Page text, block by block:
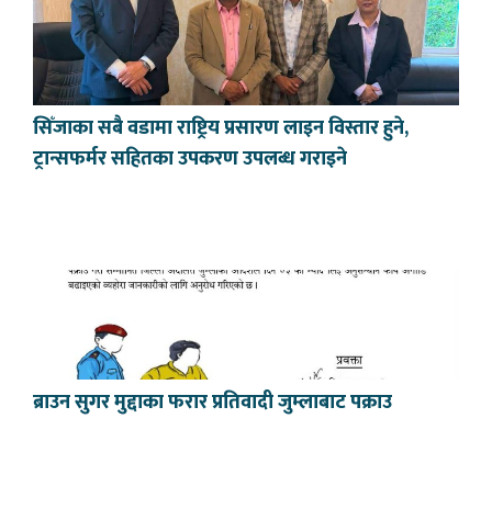
सिँजाका सबै वडामा राष्ट्रिय प्रसारण लाइन विस्तार हुने,
ट्रान्सफर्मर सहितका उपकरण उपलब्ध गराइने
ब्राउन सुगर मुद्दाका फरार प्रतिवादी जुम्लाबाट पक्राउ